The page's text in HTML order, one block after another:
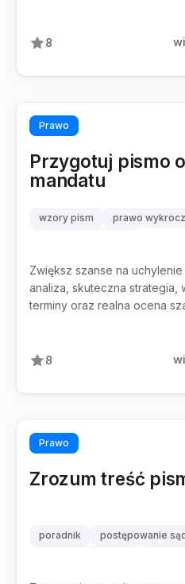
8
Prawo
Przygotuj pismo
mandatu
wzory pism prawo
Zwiększ szanse na
analiza, skuteczna strategia,
terminy oraz realna ocena
8
Prawo
Zrozum treść
poradnik
postępowanie